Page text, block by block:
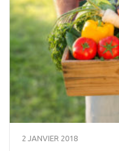
2 JANVIER 2018